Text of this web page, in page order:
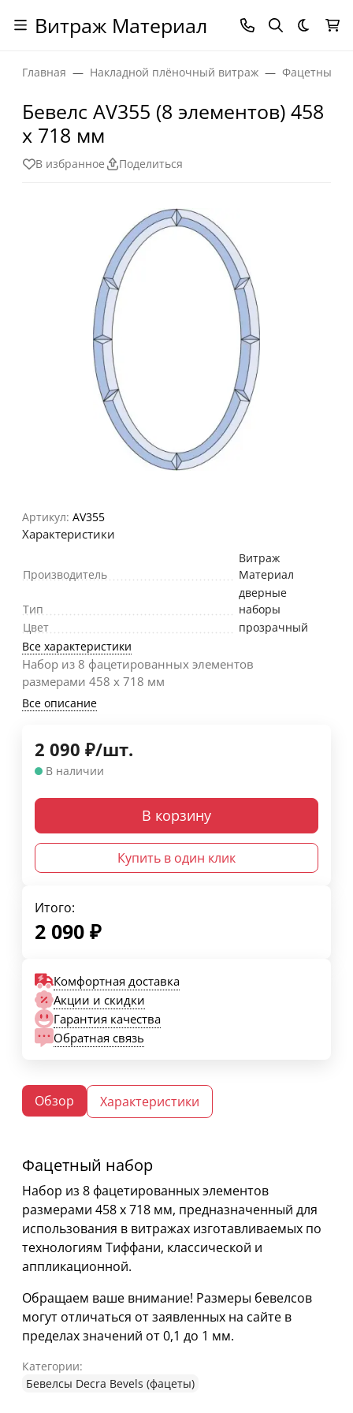
Витраж Материал Темная
Главная Накладной плёночный витраж Фацетные
Бевелс AV355 (8 элементов) 458
х 718 мм
В избранное Поделиться
Артикул: AV355
Характеристики
Производитель
Витраж
Материал
Тип
дверные
наборы
Цвет
прозрачный
Все характеристики
Набор из 8 фацетированных элементов
размерами 458 х 718 мм
Все описание
2 090 ₽/шт.
В наличии
В корзину
Купить в один клик
Итого:
2 090 ₽
Комфортная доставка
Акции и скидки
Гарантия качества
Обратная связь
Обзор Характеристики
Фацетный набор
Набор из 8 фацетированных элементов
размерами 458 х 718 мм, предназначенный для
использования в витражах изготавливаемых по
технологиям Тиффани, классической и
аппликационной.
Обращаем ваше внимание! Размеры бевелсов
могут отличаться от заявленных на сайте в
пределах значений от 0,1 до 1 мм.
Категории:
Бевелсы Decra Bevels (фацеты)